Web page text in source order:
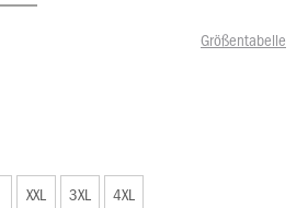
Größentabelle
XXL 3XL 4XL